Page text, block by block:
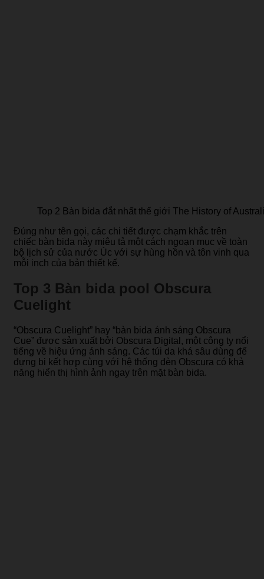
Top 2 Bàn bida đắt nhất thế giới The History of
Đúng như tên gọi, các chi tiết được chạm khắc trên
chiếc bàn bida này miêu tả một cách ngoạn mục về toàn
bộ lịch sử của nước Úc với sự hùng hồn và tôn vinh qua
mỗi inch của bản thiết kế.
Top 3 Bàn bida pool Obscura
Cuelight
“Obscura Cuelight” hay “bàn bida ánh sáng Obscura
Cue” được sản xuất bởi Obscura Digital, một công ty nổi
tiếng về hiệu ứng ánh sáng. Các túi da khá sâu dùng để
đựng bi kết hợp cùng với hệ thống đèn Obscura có khả
năng hiển thị hình ảnh ngay trên mặt bàn bida.